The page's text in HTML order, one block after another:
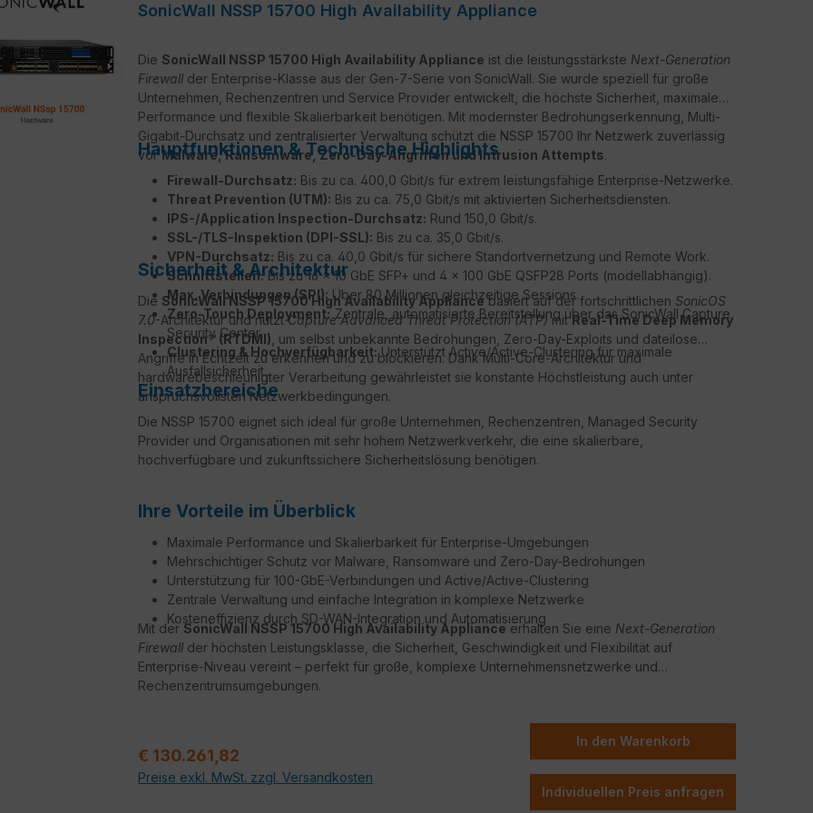
SonicWall NSSP 15700 High Availability Appliance
Die SonicWall NSSP 15700 High Availability Appliance ist die leistungsstärkste Next-Generation
Firewall der Enterprise-Klasse aus der Gen-7-Serie von SonicWall. Sie wurde speziell für große
Unternehmen, Rechenzentren und Service Provider entwickelt, die höchste Sicherheit, maximale
Performance und flexible Skalierbarkeit benötigen. Mit modernster Bedrohungserkennung, Multi-
Gigabit-Durchsatz und zentralisierter Verwaltung schützt die NSSP 15700 Ihr Netzwerk zuverlässig
vorMalware, Ransomware, Zero-Day-Angriffen und Intrusion Attempts.
Hauptfunktionen & Technische Highlights
Firewall-Durchsatz: Bis zu ca. 400,0 Gbit/s für extrem leistungsfähige Enterprise-Netzwerke.
Threat Prevention (UTM): Bis zu ca. 75,0 Gbit/s mit aktivierten Sicherheitsdiensten.
IPS-/Application Inspection-Durchsatz: Rund 150,0 Gbit/s.
SSL-/TLS-Inspektion (DPI-SSL): Bis zu ca. 35,0 Gbit/s.
VPN-Durchsatz: Bis zu ca. 40,0 Gbit/s für sichere Standortvernetzung und Remote Work.
Schnittstellen:Bis zu 16 × 10 GbE SFP+ und 4 × 100 GbE QSFP28 Ports (modellabhängig).
Max. Verbindungen (SPI): Über 80 Millionen gleichzeitige Sessions.
Zero-Touch Deployment: Zentrale, automatisierte Bereitstellung über das SonicWall Capture
Security Center.
Clustering & Hochverfügbarkeit:Unterstützt Active/Active-Clustering für maximale
Ausfallsicherheit.
Sicherheit & Architektur
Die SonicWall NSSP 15700 High Availability Appliancebasiert auf der fortschrittlichen SonicOS
7.0-Architektur und nutztCapture Advanced Threat Protection (ATP) mitReal-Time Deep Memory
Inspection™ (RTDMI) , um selbst unbekannte Bedrohungen, Zero-Day-Exploits und dateilose
Angriffe in Echtzeit zu erkennen und zu blockieren. Dank Multi-Core-Architektur und
hardwarebeschleunigter Verarbeitung gewährleistet sie konstante Höchstleistung auch unter
anspruchsvollsten Netzwerkbedingungen.
Einsatzbereiche
Die NSSP 15700 eignet sich ideal für große Unternehmen, Rechenzentren, Managed Security
Provider und Organisationen mit sehr hohem Netzwerkverkehr, die eine skalierbare,
hochverfügbare und zukunftssichere Sicherheitslösung benötigen.
Ihre Vorteile im Überblick
Maximale Performance und Skalierbarkeit für Enterprise-Umgebungen
Mehrschichtiger Schutz vor Malware, Ransomware und Zero-Day-Bedrohungen
Unterstützung für 100-GbE-Verbindungen und Active/Active-Clustering
Zentrale Verwaltung und einfache Integration in komplexe Netzwerke
Kosteneffizienz durch SD-WAN-Integration und Automatisierung
Mit der SonicWall NSSP 15700 High Availability Applianceerhalten Sie eine Next-Generation
Firewall der höchsten Leistungsklasse, die Sicherheit, Geschwindigkeit und Flexibilität auf
Enterprise-Niveau vereint – perfekt für große, komplexe Unternehmensnetzwerke und
Rechenzentrumsumgebungen.
Regulärer Preis:
€ 130.261,82
Preise exkl. MwSt. zzgl. Versandkosten
In den Warenkorb
Individuellen Preis anfragen